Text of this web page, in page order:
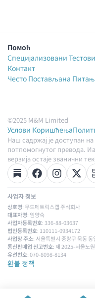
Помоћ
Специјализовани Тестови
Контакт
Често Постављана
©2025 M&M Limited
Услови Коришћења
Наш садржај је доступан
потпомогнутог превода.
верзија остаје званични
사업자 정보
상호명: 무드메트릭스랩 주식회사
대표자명: 임양숙
사업자등록번호: 336-88-03637
법인등록번호: 110111-0934172
사업장 주소: 서울특별시 중랑구 묵동
통신판매업 신고번호: 제 2025-서울노
유선번호: 070-8098-8134
환불 정책